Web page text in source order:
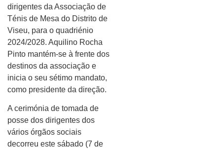
dirigentes da Associação de
Ténis de Mesa do Distrito de
Viseu, para o quadriénio
2024/2028. Aquilino Rocha
Pinto mantém-se à frente dos
destinos da associação e
inicia o seu sétimo mandato,
como presidente da direção.
A cerimónia de tomada de
posse dos dirigentes dos
vários órgãos sociais
decorreu este sábado (7 de